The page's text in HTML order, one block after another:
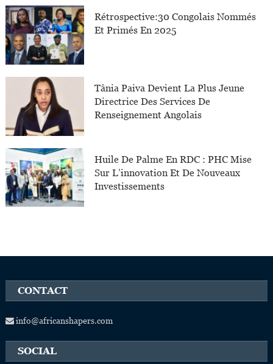
Rétrospective:30 Congolais Nommés
Et Primés En 2025
Tânia Paiva Devient La Plus Jeune
Directrice Des Services De
Renseignement Angolais
Huile De Palme En RDC : PHC Mise
Sur L’innovation Et De Nouveaux
Investissements
CONTACT
info@africanshapers.com
SOCIAL